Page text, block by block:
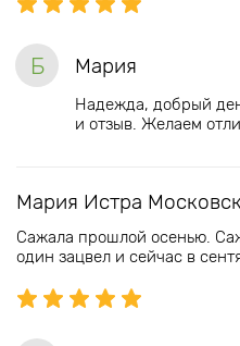
Б Мария
Надежда, добрый
и отзыв. Желаем
Мария Истра
Сажала прошлой осенью.
один зацвел и сейчас в